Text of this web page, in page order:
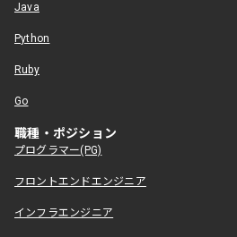
Java
Python
Ruby
Go
職種・ポジション
プログラマー(PG)
フロントエンドエンジニア
インフラエンジニア